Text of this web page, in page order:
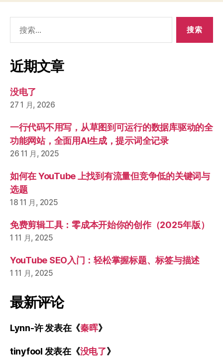
索：
近期文章
没电了
27 1 月, 2026
一行代码不用写，从草图到可运行的数据库驱动的全
功能网站，全面用AI生成，提示词全记录
26 11 月, 2025
如何在 YouTube 上找到有流量但竞争低的关键词与
选题
18 11 月, 2025
免费剪辑工具：零成本开始你的创作（2025年版）
1 11 月, 2025
YouTube SEO入门：轻松掌握标题、标签与描述
1 11 月, 2025
最新评论
Lynn-许发表在《秦晖》
tinyfool 发表在《没电了》